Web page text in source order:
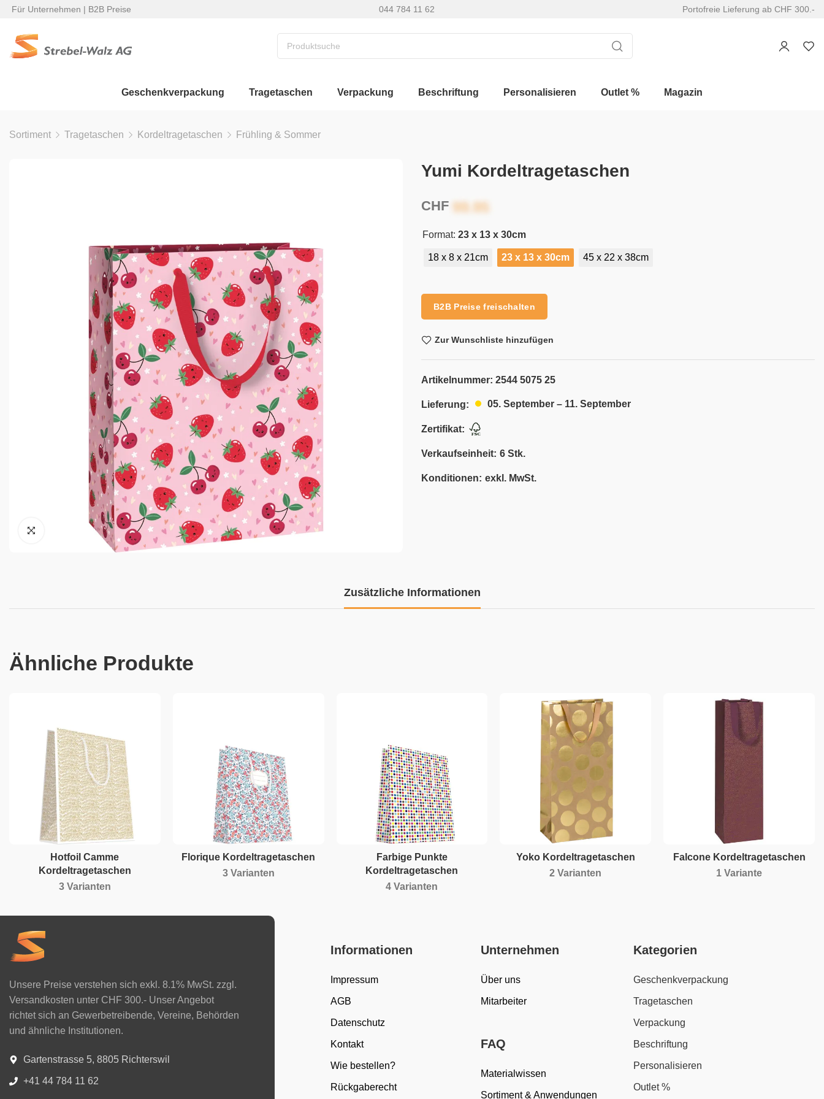
Für Unternehmen | B2B Preise 044 784 11 62 Portofreie Lieferung ab CHF 300.-
Geschenkverpackung Tragetaschen Verpackung Beschriftung Personalisieren Outlet % Magazin
Sortiment Tragetaschen Kordeltragetaschen Frühling & Sommer
Yumi Kordeltragetaschen
CHF
Format: 23 x 13 x 30cm
18 x 8 x 21cm 23 x 13 x 30cm 45 x 22 x 38cm
B2B Preise freischalten
Zur Wunschliste hinzufügen
Artikelnummer: 2544 5075 25
Lieferung: 05. September – 11. September
Zertifikat:
Verkaufseinheit: 6 Stk.
Konditionen: exkl. MwSt.
Zusätzliche Informationen
Ähnliche Produkte
Hotfoil Camme
Kordeltragetaschen
3 Varianten
Florique Kordeltragetaschen
3 Varianten
Farbige Punkte
Kordeltragetaschen
4 Varianten
Yoko Kordeltragetaschen
2 Varianten
Falcone Kordeltragetaschen
1 Variante
Unsere Preise verstehen sich exkl. 8.1% MwSt. zzgl.
Versandkosten unter CHF 300.- Unser Angebot
richtet sich an Gewerbetreibende, Vereine, Behörden
und ähnliche Institutionen.
Gartenstrasse 5, 8805 Richterswil
+41 44 784 11 62
Informationen
Impressum
AGB
Datenschutz
Kontakt
Wie bestellen?
Rückgaberecht
Unternehmen
Über uns
Mitarbeiter
FAQ
Materialwissen
Sortiment & Anwendungen
Kategorien
Geschenkverpackung
Tragetaschen
Verpackung
Beschriftung
Personalisieren
Outlet %